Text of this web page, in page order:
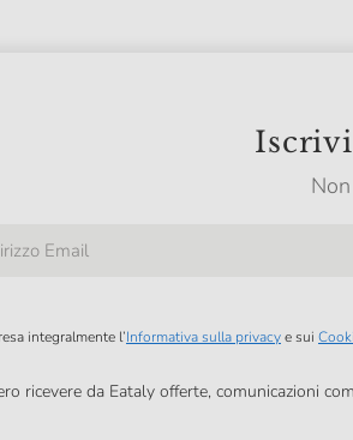
integralmente l’Informativa sulla privacye sui
ricevere da Eataly offerte, comunicazioni